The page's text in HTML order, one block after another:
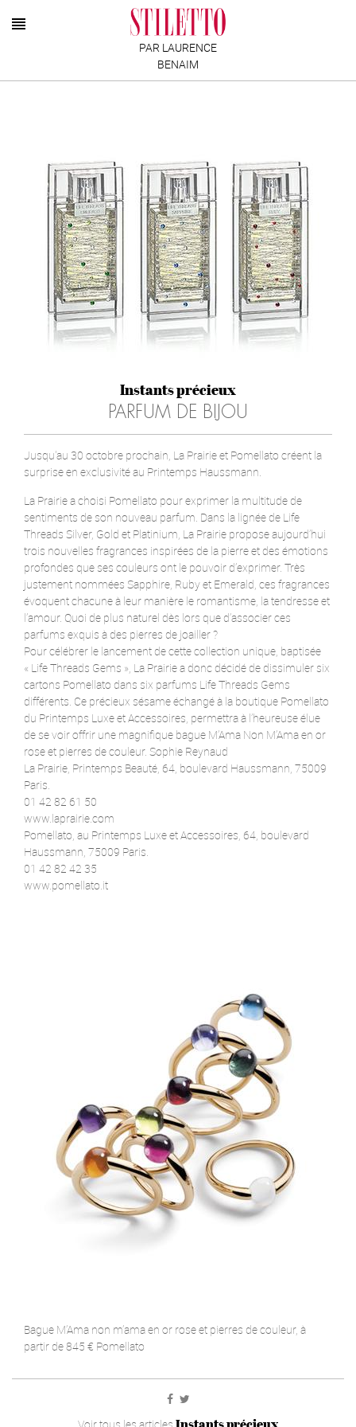
PAR LAURENCE
BENAIM
Instants précieux
PARFUM DE BIJOU
Jusqu'au 30 octobre prochain, La Prairie et Pomellato créent la
surprise en exclusivité au Printemps Haussmann.
La Prairie a choisi Pomellato pour exprimer la multitude de
sentiments de son nouveau parfum. Dans la lignée de Life
Threads Silver, Gold et Platinium, La Prairie propose aujourd’hui
trois nouvelles fragrances inspirées de la pierre et des émotions
profondes que ses couleurs ont le pouvoir d’exprimer. Très
justement nommées Sapphire, Ruby et Emerald, ces fragrances
évoquent chacune à leur manière le romantisme, la tendresse et
l’amour. Quoi de plus naturel dès lors que d’associer ces
parfums exquis à des pierres de joailler ?
Pour célébrer le lancement de cette collection unique, baptisée
« Life Threads Gems », La Prairie a donc décidé de dissimuler six
cartons Pomellato dans six parfums Life Threads Gems
différents. Ce précieux sésame échangé à la boutique Pomellato
du Printemps Luxe et Accessoires, permettra à l’heureuse élue
de se voir offrir une magnifique bague M’Ama Non M’Ama en or
rose et pierres de couleur. Sophie Reynaud
La Prairie, Printemps Beauté, 64, boulevard Haussmann, 75009
Paris.
01 42 82 61 50
www.laprairie.com
Pomellato, au Printemps Luxe et Accessoires, 64, boulevard
Haussmann, 75009 Paris.
01 42 82 42 35
www.pomellato.it
Bague M’Ama non m’ama en or rose et pierres de couleur, à
partir de 845 € Pomellato